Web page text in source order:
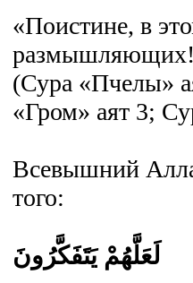
«Поистине, в
(Сура «Пчелы»
«Гром» аят 3;
Всевышний
того:
لَعَلَّهُمْ يَتَفَكَّرُونَ